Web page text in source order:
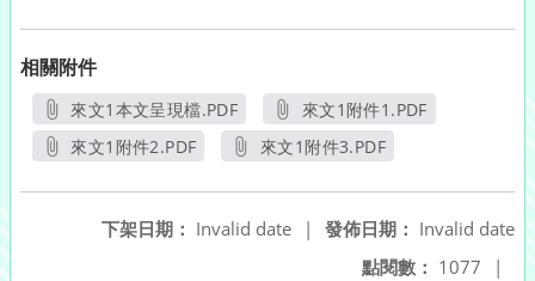
相關附件
來文1本文呈現檔.PDF
另開新視窗
來文1附件1.PDF
另開新視窗
來文1附件2.PDF
來文1附件3.PDF
發佈日期： Invalid date
下架日期： Invalid date
|
點閱數： 1077 |